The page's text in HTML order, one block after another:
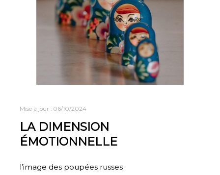
Mise à jour : 06/10/2024
LA DIMENSION
ÉMOTIONNELLE
l’image des poupées russes